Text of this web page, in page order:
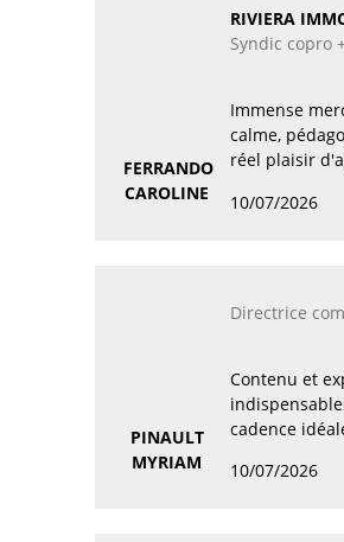
FERRANDO
CAROLINE
RIVIERA
Syndic copro
Immense
calme,
réel plaisir
10/07/2026
PINAULT
MYRIAM
Directrice
Contenu et
cadence
10/07/2026